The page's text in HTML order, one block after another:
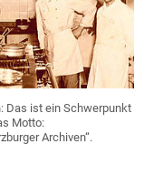
Das ist ein Schwerpunkt
Motto:
Archiven“.